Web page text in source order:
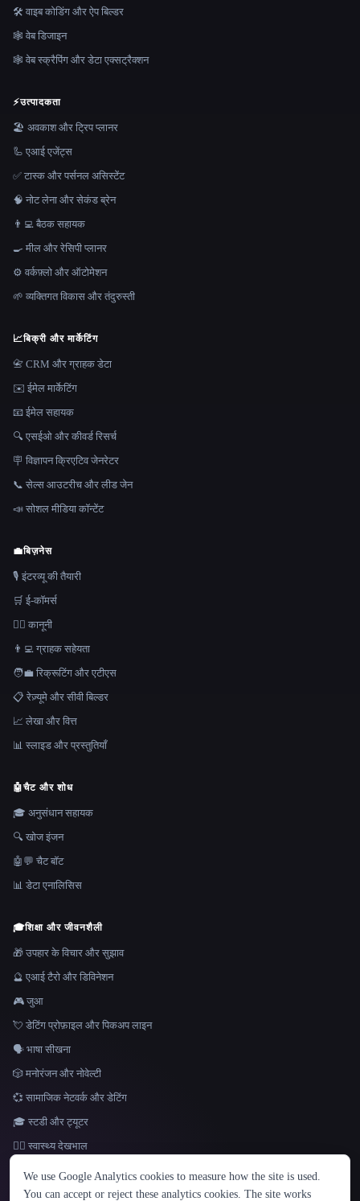
भाषा
English español Français Русский 简体中文
🛠️ वाइब कोडिंग और ऐप बिल्डर
🕸 वेब डिजाइन
🕸️ वेब स्क्रैपिंग और डेटा एक्सट्रैक्शन
⚡उत्पादकता
🏖 अवकाश और ट्रिप प्लानर
🦾 एआई एजेंट्स
✅ टास्क और पर्सनल असिस्टेंट
🧠 नोट लेना और सेकंड ब्रेन
👨‍💻 बैठक सहायक
🍳 मील और रेसिपी प्लानर
⚙️ वर्कफ़्लो और ऑटोमेशन
🌱 व्यक्तिगत विकास और तंदुरुस्ती
📈बिक्री और मार्केटिंग
📇 CRM और ग्राहक डेटा
✉️ ईमेल मार्केटिंग
📧 ईमेल सहायक
🔍 एसईओ और कीवर्ड रिसर्च
🪧 विज्ञापन क्रिएटिव जेनरेटर
📞 सेल्स आउटरीच और लीड जेन
📣 सोशल मीडिया कॉन्टेंट
💼बिज़नेस
🎙️ इंटरव्यू की तैयारी
🛒 ई-कॉमर्स
👩‍⚖️ कानूनी
👨‍💻 ग्राहक सहेयता
🧑‍💼 रिक्रूटिंग और एटीएस
📋 रेज़्यूमे और सीवी बिल्डर
📈 लेखा और वित्त
📊 स्लाइड और प्रस्तुतियाँ
🤖चैट और शोध
🎓 अनुसंधान सहायक
🔍 खोज इंजन
🤖💬 चैट बॉट
📊 डेटा एनालिसिस
🎓शिक्षा और जीवनशैली
🎁 उपहार के विचार और सुझाव
🔮 एआई टैरो और डिविनेशन
🎮 जुआ
💘 डेटिंग प्रोफ़ाइल और पिकअप लाइन
🗣️ भाषा सीखना
🎲 मनोरंजन और नोवेल्टी
💞 सामाजिक नेटवर्क और डेटिंग
🎓 स्टडी और ट्यूटर
👩‍⚕️ स्वास्थ्य देखभाल
We use Google Analytics cookies to measure how the site is used.
You can accept or reject these analytics cookies. The site works